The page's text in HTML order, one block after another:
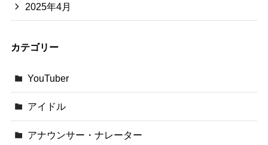
2025年4月
カテゴリー
YouTuber
アイドル
アナウンサー・ナレーター